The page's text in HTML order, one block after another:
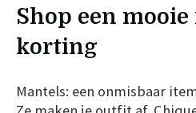
Shop een
korting
Mantels: een onmisbaar